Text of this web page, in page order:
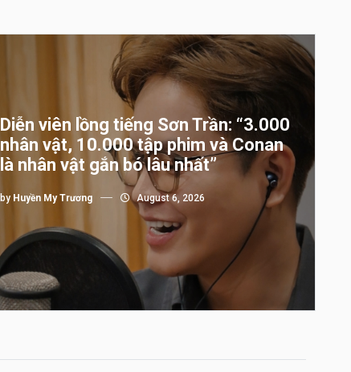
Diễn viên lồng tiếng Sơn Trần: “3.000
nhân vật, 10.000 tập phim và Conan
là nhân vật gắn bó lâu nhất”
by Huyền My Trương August 6, 2026